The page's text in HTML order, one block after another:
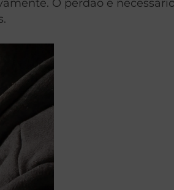
O perdão é